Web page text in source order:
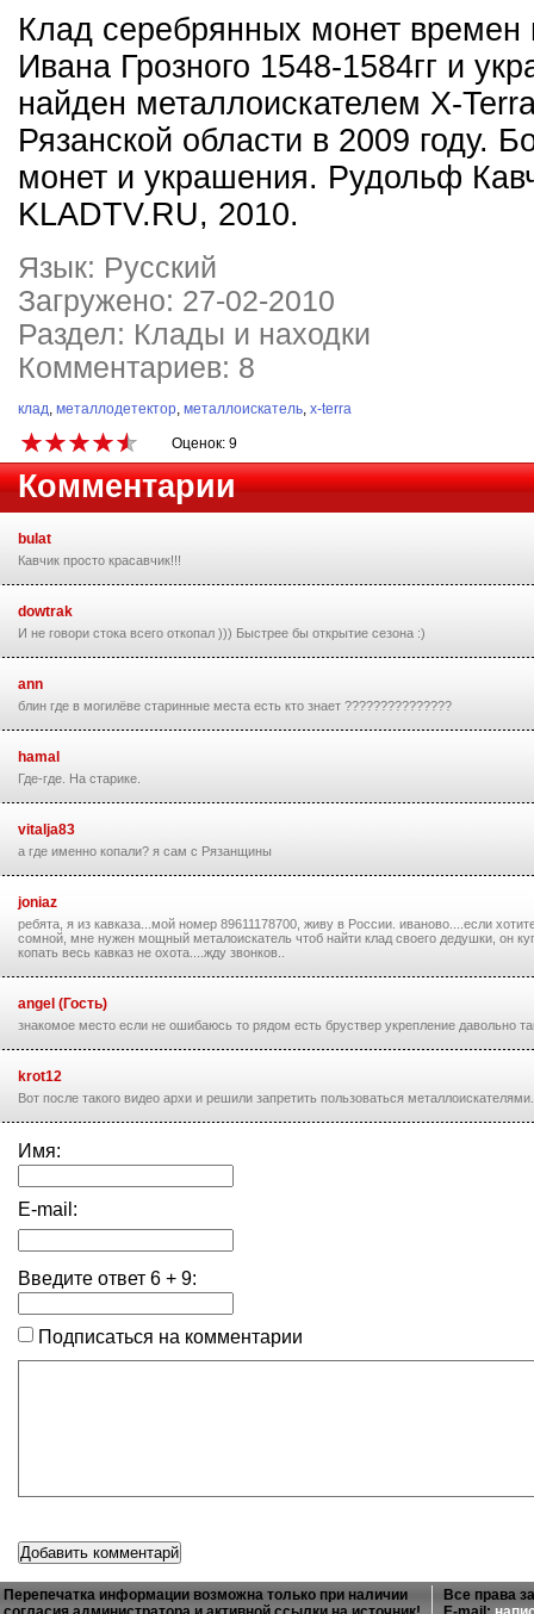
Клад серебрянных монет времен
Ивана Грозного 1548-1584гг и
найден металлоискателем X-
Рязанской области в 2009 году.
монет и украшения. Рудольф
KLADTV.RU, 2010.
Язык: Русский
Загружено: 27-02-2010
Раздел: Клады и находки
Комментариев: 8
клад, металлодетектор, металлоискатель, x-terra
Оценок: 9
Комментарии
bulat
Кавчик просто красавчик!!!
dowtrak
И не говори стока всего откопал ))) Быстрее бы открытие сезона :)
ann
блин где в могилёве старинные места есть кто знает ???????????????
hamal
Где-где. На старике.
vitalja83
а где именно копали? я сам с Рязанщины
joniaz
ребята, я из кавказа...мой номер 89611178700, живу в России. иваново....если
сомной, мне нужен мощный металоискатель чтоб найти клад своего дедушки, он
копать весь кавказ не охота....жду звонков..
angel (Гость)
знакомое место если не ошибаюсь то рядом есть бруствер укрепление давольно
krot12
Вот после такого видео архи и решили запретить пользоваться
Имя:
E-mail:
Введите ответ 6 + 9:
Подписаться на комментарии
Перепечатка информации возможна только при наличии
Все права